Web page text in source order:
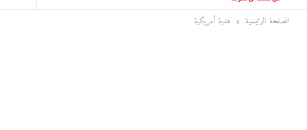
الصفحة الرئيسية هدية أمريكية